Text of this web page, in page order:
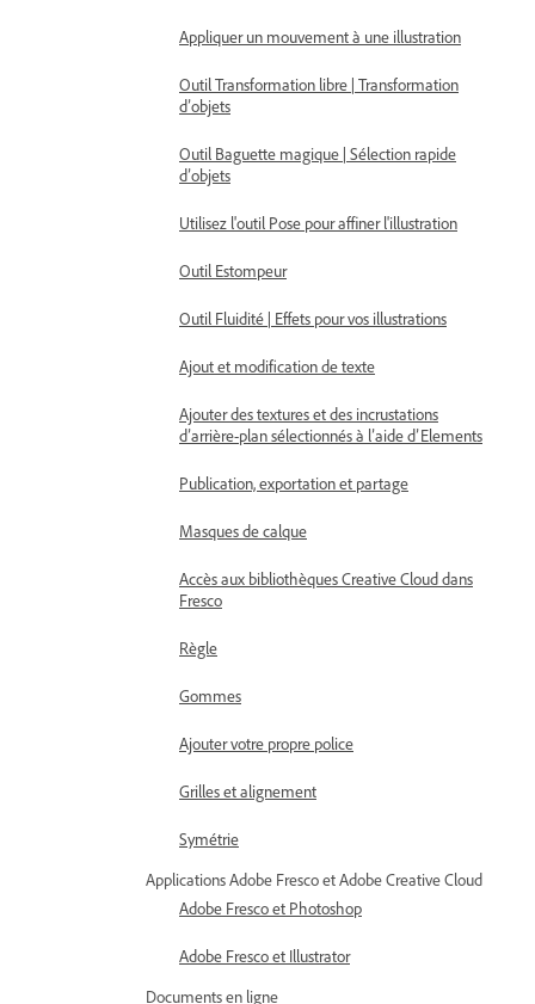
Appliquer un mouvement à une illustration
Outil Transformation libre | Transformation
d’objets
Outil Baguette magique | Sélection rapide
d’objets
Utilisez l'outil Pose pour affiner l'illustration
Outil Estompeur
Outil Fluidité | Effets pour vos illustrations
Ajout et modification de texte
Ajouter des textures et des incrustations
d’arrière-plan sélectionnés à l’aide d’Elements
Publication, exportation et partage
Masques de calque
Accès aux bibliothèques Creative Cloud dans
Fresco
Règle
Gommes
Ajouter votre propre police
Grilles et alignement
Symétrie
Applications Adobe Fresco et Adobe Creative Cloud
Adobe Fresco et Photoshop
Adobe Fresco et Illustrator
Documents en ligne